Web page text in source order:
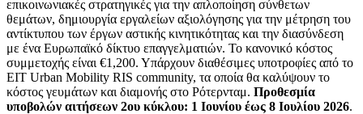
επικοινωνιακές στρατηγικές για την απλοποίηση σύνθετων
θεμάτων, δημιουργία εργαλείων αξιολόγησης για την μέτρηση του
αντίκτυπου των έργων αστικής κινητικότητας και την διασύνδεση
με ένα Ευρωπαϊκό δίκτυο επαγγελματιών. Το κανονικό κόστος
συμμετοχής είναι €1,200. Υπάρχουν διαθέσιμες υποτροφίες από το
EIT Urban Mobility RIS community, τα οποία θα καλύψουν το
κόστος γευμάτων και διαμονής στο Ρότερνταμ. Προθεσμία
υποβολών αιτήσεων 2ου κύκλου: 1 Ιουνίου έως 8 Ιουλίου 2026.